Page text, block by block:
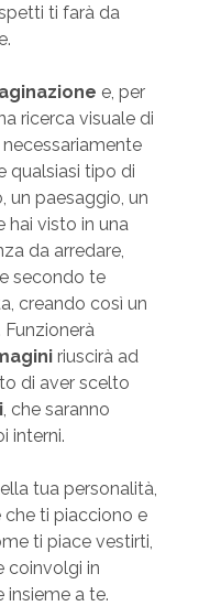
ti farà da
e, per
ricerca visuale di
necessariamente
qualsiasi tipo di
un paesaggio, un
hai visto in una
da arredare,
secondo te
creando così un
. Funzionerà
riuscirà ad
di aver scelto
, che saranno
interni.
tua personalità,
che ti piacciono e
ti piace vestirti,
coinvolgi in
a te.